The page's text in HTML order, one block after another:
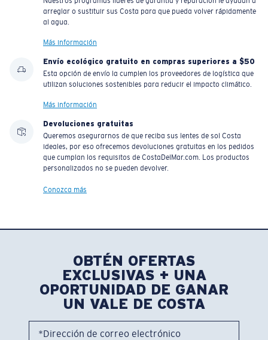
arreglar o sustituir sus Costa para que pueda volver rápidamente
al agua.
Más información
Envío ecológico gratuito en compras superiores a $50
Esta opción de envío la cumplen los proveedores de logística que
utilizan soluciones sostenibles para reducir el impacto climático.
Más información
Devoluciones gratuitas
Queremos asegurarnos de que reciba sus lentes de sol Costa
ideales, por eso ofrecemos devoluciones gratuitas en los pedidos
que cumplan los requisitos de CostaDelMar.com. Los productos
personalizados no se pueden devolver.
Conozca más
OBTÉN OFERTAS
EXCLUSIVAS + UNA
OPORTUNIDAD DE GANAR
UN VALE DE COSTA
*Dirección de correo electrónico